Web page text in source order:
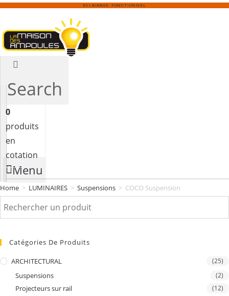
ECLAIRAGE FONCTIONNEL
Search
0
produits
en
cotation
Menu
Home > LUMINAIRES > Suspensions > COCO Suspension
Catégories De Produits
ARCHITECTURAL (25)
Suspensions (2)
Projecteurs sur rail (12)